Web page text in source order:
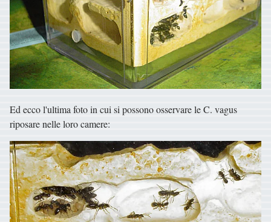
Ed ecco l'ultima foto in cui si possono osservare le C. vagus
riposare nelle loro camere: